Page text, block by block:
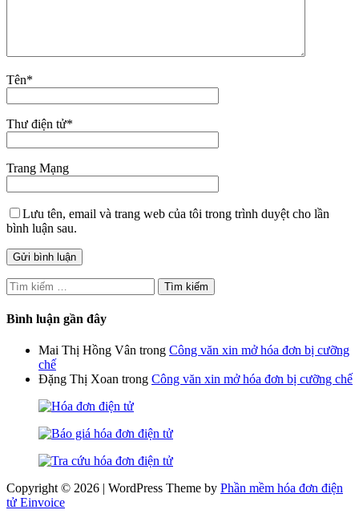
Tên*
Thư điện tử*
Trang Mạng
Lưu tên, email và trang web của tôi trong trình duyệt cho lần
bình luận sau.
Tìm
kiếm
cho:
Bình luận gần đây
Mai Thị Hồng Vân trong Công văn xin mở hóa đơn bị cưỡng
chế
Đặng Thị Xoan trong Công văn xin mở hóa đơn bị cưỡng chế
Copyright © 2026 | WordPress Theme by Phần mềm hóa đơn điện
tử Einvoice